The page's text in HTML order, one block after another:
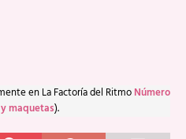
en La Factoría del Ritmo Número
maquetas).